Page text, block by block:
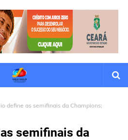
define as semifinais da Champions;
semifinais da